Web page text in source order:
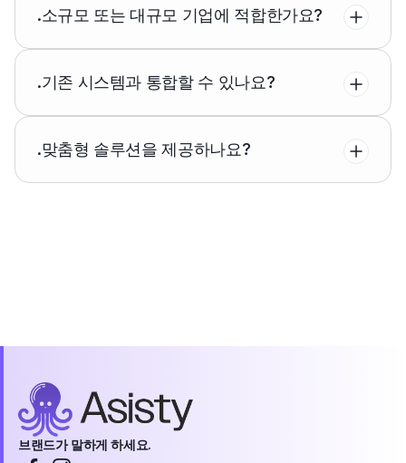
.소규모 또는 대규모 기업에 적합한가요?
.기존 시스템과 통합할 수 있나요?
.맞춤형 솔루션을 제공하나요?
브랜드가 말하게 하세요.